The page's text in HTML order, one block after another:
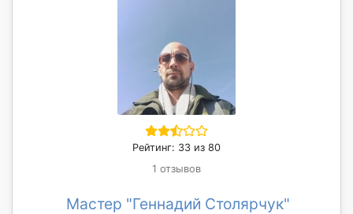
Рейтинг: 33 из 80
1 отзывов
Мастер "Геннадий Столярчук"